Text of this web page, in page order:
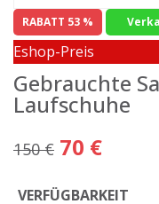
RABATT 53 %
Eshop-Preis
Gebrauchte
Laufschuhe
150 € 70 €
VERFÜGBARKEIT